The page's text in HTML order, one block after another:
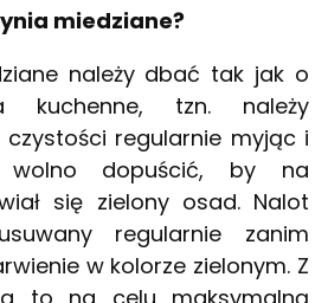
miedziane?
należy dbać tak jak o
kuchenne, tzn. należy
regularnie myjąc i
wolno dopuścić, by na
się zielony osad. Nalot
regularnie zanim
w kolorze zielonym. Z